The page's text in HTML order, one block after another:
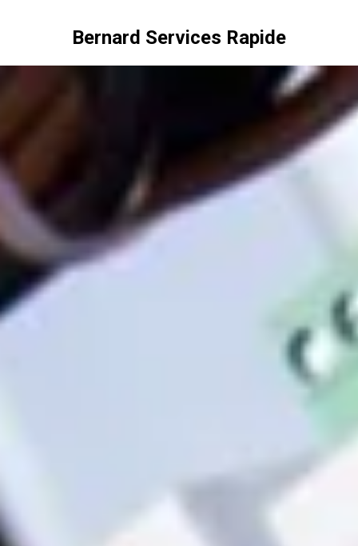
Bernard Services Rapide